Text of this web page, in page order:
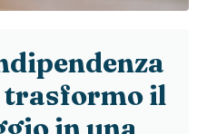
trasformo il